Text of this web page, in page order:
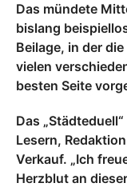
Das mündete
bislang
Beilage, in der
vielen
besten Seite
Das
Lesern,
Verkauf. „Ich
Herzblut an